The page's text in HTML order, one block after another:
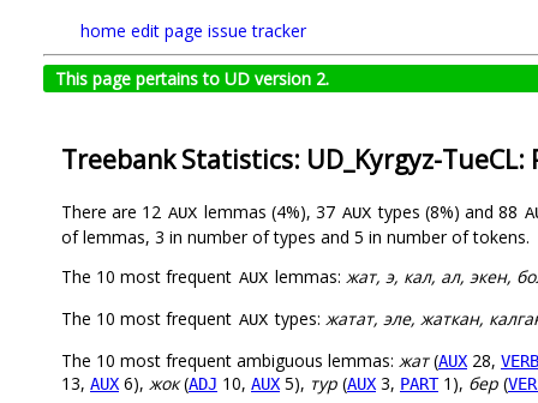
home edit page issue tracker
This page pertains to UD version 2.
Treebank Statistics: UD_Kyrgyz-TueCL:
There are 12 AUX lemmas (4%), 37 AUX types (8%) and 88
of lemmas, 3 in number of types and 5 in number of tokens.
The 10 most frequent AUX lemmas: жат, э, кал, ал, экен,
The 10 most frequent AUX types: жатат, эле, жаткан,
The 10 most frequent ambiguous lemmas: жат(AUX 28, VERB
13, AUX 6), жок(ADJ 10, AUX 5), тур (AUX 3, PART1), бер (